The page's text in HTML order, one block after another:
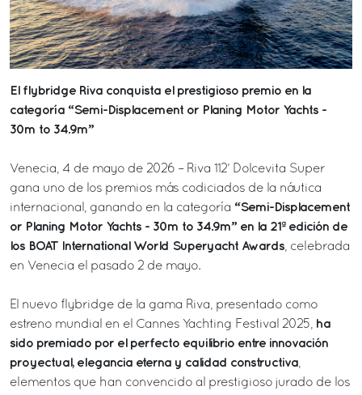
El flybridge Riva conquista el prestigioso premio en la
categoría “Semi-Displacement or Planing Motor Yachts -
30m to 34.9m”
Venecia, 4 de mayo de 2026 – Riva 112’ Dolcevita Super
gana uno de los premios más codiciados de la náutica
internacional, ganando en la categoría “Semi-Displacement
or Planing Motor Yachts - 30m to 34.9m” en la 21ª edición de
los BOAT International World Superyacht Awards , celebrada
en Venecia el pasado 2 de mayo.
El nuevo flybridge de la gama Riva, presentado como
estreno mundial en el Cannes Yachting Festival 2025, ha
sido premiado por el perfecto equilibrio entre innovación
proyectual, elegancia eterna y calidad constructiva
elementos que han convencido al prestigioso jurado de los